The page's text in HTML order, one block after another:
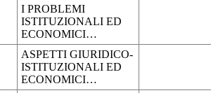
I PROBLEMI
ISTITUZIONALI ED
ECONOMICI…
ASPETTI GIURIDICO-
ISTITUZIONALI ED
ECONOMICI…